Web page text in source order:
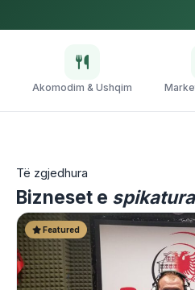
Akomodim & Ushqim
Të zgjedhura
Bizneset e spikatura
Featured